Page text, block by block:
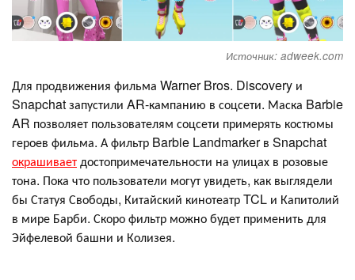
Источник: adweek.com
Для продвижения фильма Warner Bros. Discovery и
Snapchat запустили AR-кампанию в соцсети. Маска Barbie
AR позволяет пользователям соцсети примерять костюмы
героев фильма. А фильтр Barbie Landmarker в Snapchat
окрашиваетдостопримечательности на улицах в розовые
тона. Пока что пользователи могут увидеть, как выглядели
бы Статуя Свободы, Китайский кинотеатр TCL и Капитолий
в мире Барби. Скоро фильтр можно будет применить для
Эйфелевой башни и Колизея.